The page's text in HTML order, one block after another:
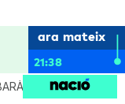
ara mateix
21:38
CRIANÇA